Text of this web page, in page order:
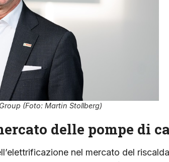
(Foto: Martin Stollberg)
delle pompe di
nel mercato del